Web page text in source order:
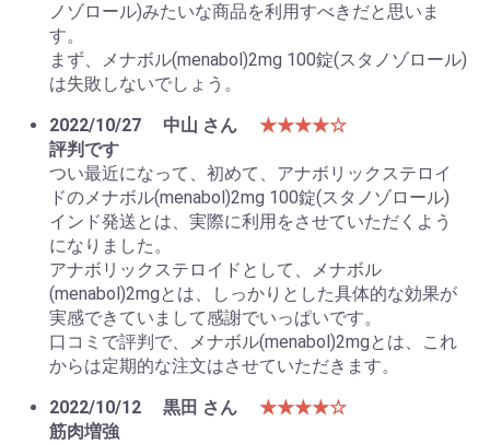
ノゾロール)みたいな商品を利用すべきだと思いま
す。
まず、メナボル(menabol)2mg 100錠(スタノゾロール)
は失敗しないでしょう。
2022/10/27
中山 さん
★★★★☆
評判です
つい最近になって、初めて、アナボリックステロイ
ドのメナボル(menabol)2mg 100錠(スタノゾロール)
インド発送とは、実際に利用をさせていただくよう
になりました。
アナボリックステロイドとして、メナボル
(menabol)2mgとは、しっかりとした具体的な効果が
実感できていまして感謝でいっぱいです。
口コミで評判で、メナボル(menabol)2mgとは、これ
からは定期的な注文はさせていただきます。
2022/10/12
黒田 さん
★★★★☆
筋肉増強